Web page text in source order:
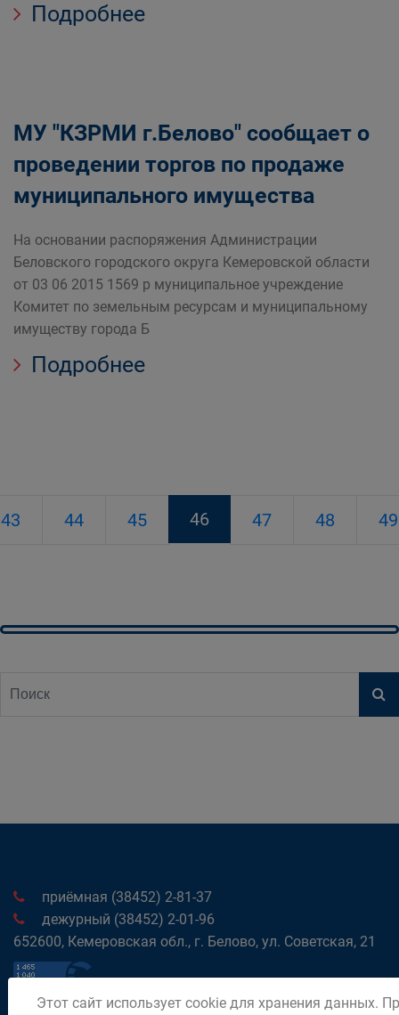
Подробнее
МУ "КЗРМИ г.Белово" сообщает о
проведении торгов по продаже
муниципального имущества
На основании распоряжения Администрации
Беловского городского округа Кемеровской области
от 03 06 2015 1569 р муниципальное учреждение
Комитет по земельным ресурсам и муниципальному
имуществу города Б
Подробнее
43 44 45 46 47 48 49
приёмная (38452) 2-81-37
дежурный (38452) 2-01-96
652600, Кемеровская обл., г. Белово, ул. Советская, 21
Этот сайт использует cookie для хранения данных.